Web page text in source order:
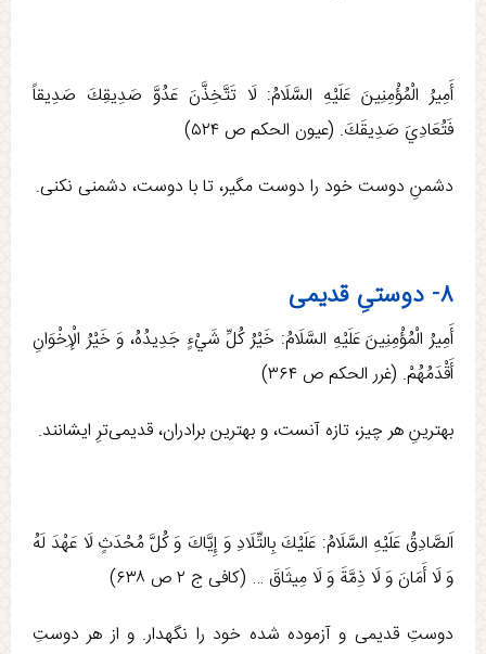
أَمِيرُ الْمُؤْمِنِينَ عَلَيْهِ السَّلَامُ: لَا تَتَّخِذَّنَ‏ عَدُوَّ صَدِيقِكَ‏ صَدِيقاً
فَتُعَادِيَ صَدِيقَكَ. (عيون الحكم ص ۵۲۴)
دشمنِ دوست خود را دوست مگیر، تا با دوست، دشمنی نکنی.
۸- دوستیِ قدیمی
أَمِيرُ الْمُؤْمِنِينَ عَلَيْهِ السَّلَامُ: خَيْرُ كُلِّ شَيْ‏ءٍ جَدِيدُهُ، وَ خَيْرُ الْإِخْوَانِ‏
أَقْدَمُهُمْ. (غرر الحكم ص ۳۶۴)
بهترينِ هر چيز، تازه آنست، و بهترين برادران، قديمی‌ترِ ايشانند.
اَلصَّادِقُ عَلَيْهِ السَّلَامُ: عَلَيْكَ بِالتِّلَادِ وَ إِيَّاكَ وَ كُلَّ مُحْدَثٍ لَا عَهْدَ لَهُ
وَ لَا أَمَانَ وَ لَا ذِمَّةَ وَ لَا مِيثَاقَ … (كافی ج ‏۲ ص ۶۳۸)
دوستِ قدیمی و آزموده شده خود را نگهدار. و از هر دوستِ